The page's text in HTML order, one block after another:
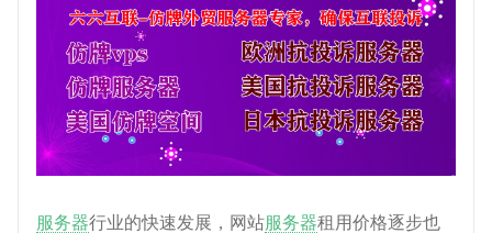
服务器行业的快速发展，网站服务器租用价格逐步也